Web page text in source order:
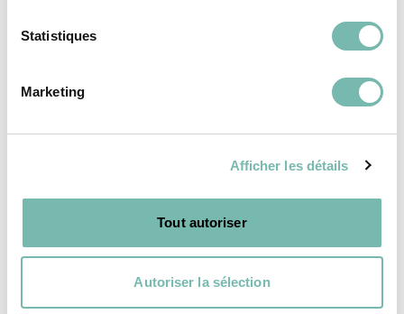
Statistiques
Marketing
Afficher les détails
Tout autoriser
Autoriser la sélection